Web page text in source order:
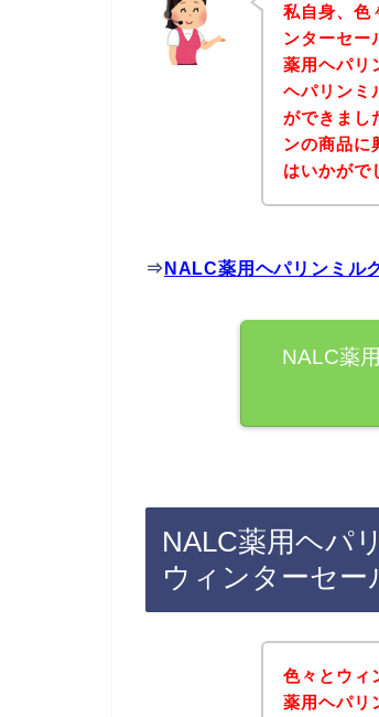
私自身、色
ンターセー
薬用ヘパリ
ヘパリンミ
ができまし
ンの商品に
はいかがで
⇒ NALC薬用ヘパリンミル
NALC薬
NALC薬用ヘパ
ウィンターセー
色々とウィ
薬用ヘパリ